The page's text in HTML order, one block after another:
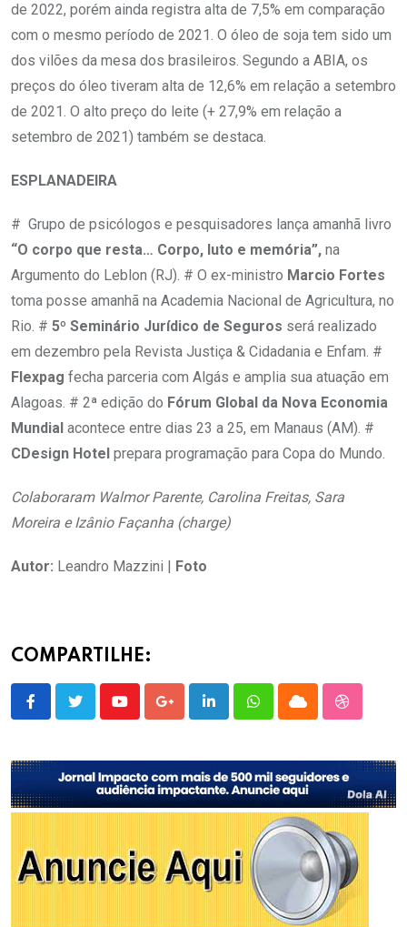
de 2022, porém ainda registra alta de 7,5% em comparação
com o mesmo período de 2021. O óleo de soja tem sido um
dos vilões da mesa dos brasileiros. Segundo a ABIA, os
preços do óleo tiveram alta de 12,6% em relação a setembro
de 2021. O alto preço do leite (+ 27,9% em relação a
setembro de 2021) também se destaca.
ESPLANADEIRA
# Grupo de psicólogos e pesquisadores lança amanhã livro
“O corpo que resta… Corpo, luto e memória”, na
Argumento do Leblon (RJ). # O ex-ministro Marcio Fortes
toma posse amanhã na Academia Nacional de Agricultura, no
Rio. # 5º Seminário Jurídico de Seguros será realizado
em dezembro pela Revista Justiça & Cidadania e Enfam. #
Flexpag fecha parceria com Algás e amplia sua atuação em
Alagoas. # 2ª edição do Fórum Global da Nova Economia
Mundial acontece entre dias 23 a 25, em Manaus (AM). #
CDesign Hotel prepara programação para Copa do Mundo.
Colaboraram Walmor Parente, Carolina Freitas, Sara
Moreira e Izânio Façanha (charge)
Autor: Leandro Mazzini | Foto
COMPARTILHE:
YoutubeGoogle+LinkedInWhatsappCloud